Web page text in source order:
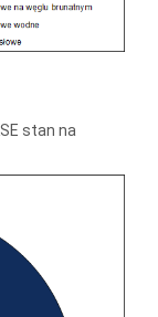
stan na